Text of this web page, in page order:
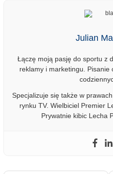
Julian
Łączę moją pasję do sportu z
reklamy i marketingu. Pisanie
Specjalizuje się także w
rynku TV. Wielbiciel Premier
Prywatnie kibic Lecha